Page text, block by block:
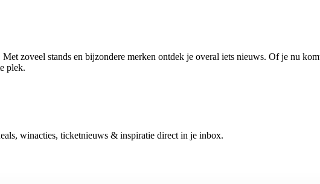
zoveel stands en bijzondere merken ontdek je overal iets nieuws. Of je nu
plek.
winacties, ticketnieuws & inspiratie direct in je inbox.